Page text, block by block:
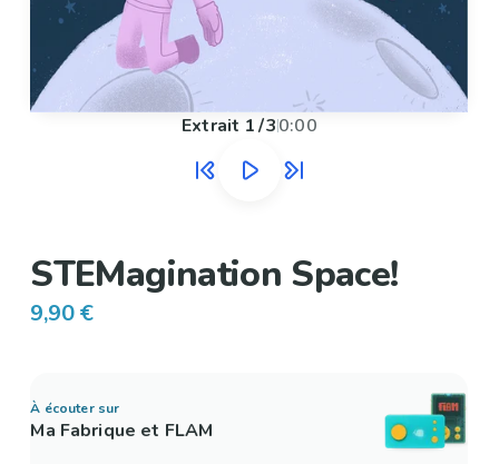
Extrait 1/30:00
STEMagination Space!
9,90 €
À écouter sur
Ma Fabrique et FLAM